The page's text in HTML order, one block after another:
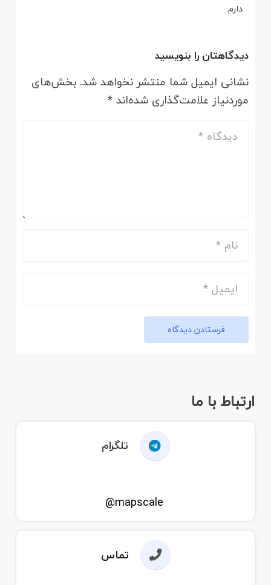
دارم.
دیدگاهتان را بنویسید
نشانی ایمیل شما منتشر نخواهد شد. بخش‌های
موردنیاز علامت‌گذاری شده‌اند*
فرستادن دیدگاه
ارتباط با ما
تلگرام
mapscale@
تماس